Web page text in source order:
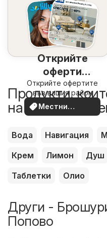
Открийте
оферти
наблизо
Открийте офертите
във вашия район
Местни
оферти
Продукти,
на по-добра
Вода Навигация
Крем
Лимон Душ
Таблетки
Олио
Други -
Попово